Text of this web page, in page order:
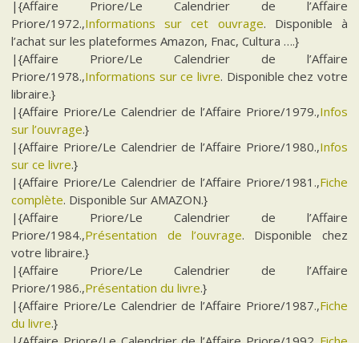
|{Affaire Priore/Le Calendrier de l’Affaire
Priore/1972.,Informations sur cet ouvrage. Disponible à
l’achat sur les plateformes Amazon, Fnac, Cultura ….}
|{Affaire Priore/Le Calendrier de l’Affaire
Priore/1978.,Informations sur ce livre. Disponible chez votre
libraire.}
|{Affaire Priore/Le Calendrier de l’Affaire Priore/1979.,Infos
sur l’ouvrage.}
|{Affaire Priore/Le Calendrier de l’Affaire Priore/1980.,Infos
sur ce livre.}
|{Affaire Priore/Le Calendrier de l’Affaire Priore/1981.,Fiche
complète. Disponible Sur AMAZON.}
|{Affaire Priore/Le Calendrier de l’Affaire
Priore/1984.,Présentation de l’ouvrage. Disponible chez
votre libraire.}
|{Affaire Priore/Le Calendrier de l’Affaire
Priore/1986.,Présentation du livre.}
|{Affaire Priore/Le Calendrier de l’Affaire Priore/1987.,Fiche
du livre.}